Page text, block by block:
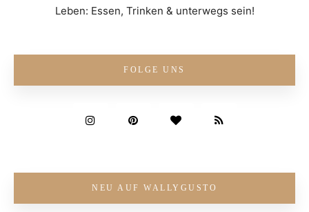
Leben: Essen, Trinken & unterwegs sein!
FOLGE UNS
NEU AUF WALLYGUSTO